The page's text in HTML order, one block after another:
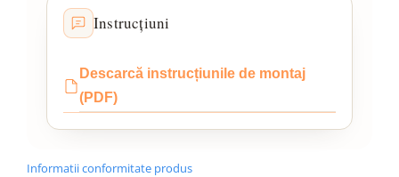
Instrucțiuni
Descarcă instrucțiunile de montaj
(PDF)
Informatii conformitate produs